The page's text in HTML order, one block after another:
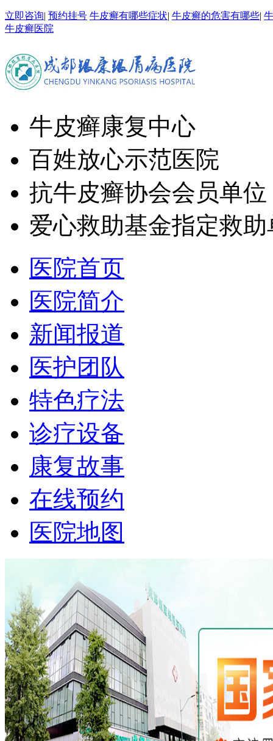
立即咨询| 预约挂号 牛皮癣有哪些症状| 牛皮癣的危害有哪些|
牛皮癣医院
牛皮癣康复中心
百姓放心示范医院
抗牛皮癣协会会员单位
爱心救助基金指定救助
医院首页
医院简介
新闻报道
医护团队
特色疗法
诊疗设备
康复故事
在线预约
医院地图